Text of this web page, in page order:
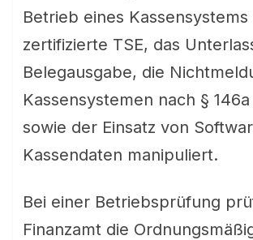
Betrieb eines Kassensystems
zertifizierte TSE, das
Belegausgabe, die
Kassensystemen nach §
sowie der Einsatz von
Kassendaten manipuliert.
Bei einer Betriebsprüfung
Finanzamt die